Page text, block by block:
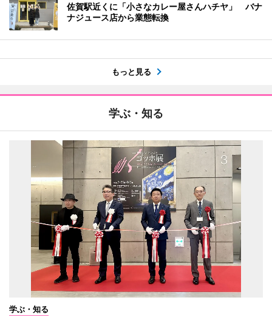
佐賀駅近くに「小さなカレー屋さんハチヤ」 バナ
ナジュース店から業態転換
もっと見る
学ぶ・知る
学ぶ・知る